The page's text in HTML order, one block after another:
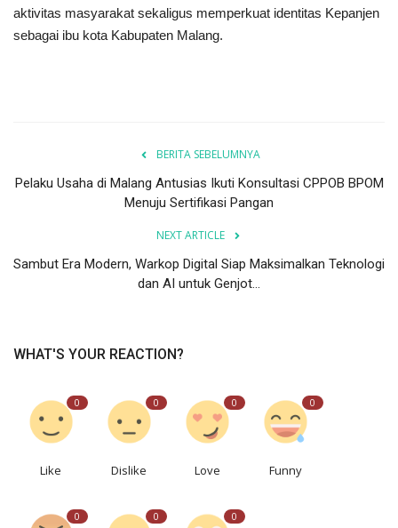
aktivitas masyarakat sekaligus memperkuat identitas Kepanjen
sebagai ibu kota Kabupaten Malang.
BERITA SEBELUMNYA
Pelaku Usaha di Malang Antusias Ikuti Konsultasi CPPOB BPOM
Menuju Sertifikasi Pangan
NEXT ARTICLE
Sambut Era Modern, Warkop Digital Siap Maksimalkan Teknologi
dan AI untuk Genjot...
WHAT'S YOUR REACTION?
0
Like
0
Dislike
0
Love
0
Funny
0 0 0